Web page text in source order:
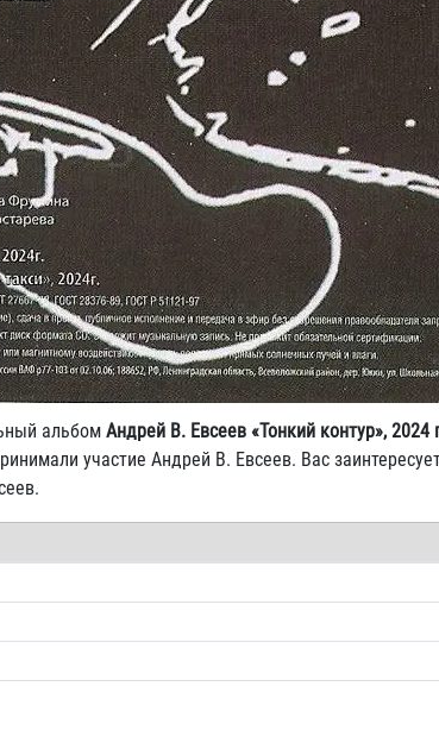
альбом Андрей В. Евсеев «Тонкий контур», 2024
участие Андрей В. Евсеев. Вас